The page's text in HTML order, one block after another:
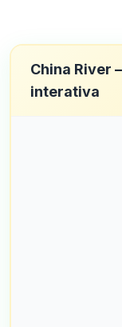
China River
interativa